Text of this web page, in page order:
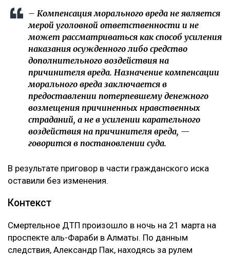
– Компенсация морального вреда не является
мерой уголовной ответственности и не
может рассматриваться как способ усиления
наказания осужденного либо средство
дополнительного воздействия на
причинителя вреда. Назначение компенсации
морального вреда заключается в
предоставлении потерпевшему денежного
возмещения причиненных нравственных
страданий, а не в усилении карательного
воздействия на причинителя вреда, —
говорится в постановлении суда.
В результате приговор в части гражданского иска
оставили без изменения.
Контекст
Смертельное ДТП произошло в ночь на 21 марта на
проспекте аль-Фараби в Алматы. По данным
следствия, Александр Пак, находясь за рулем